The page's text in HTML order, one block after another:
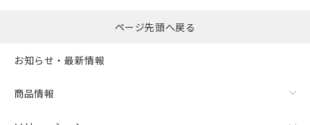
ページ先頭へ戻る
お知らせ・最新情報
商品情報